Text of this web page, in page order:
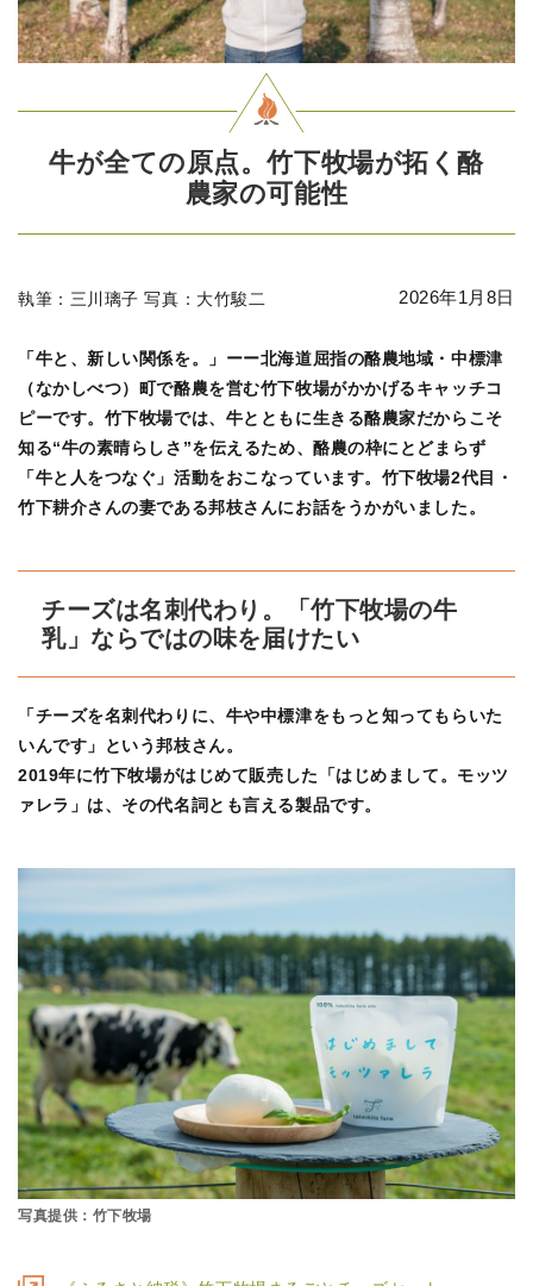
牛が全ての原点。竹下牧場が拓く酪
農家の可能性
2026年1月8日
執筆：三川璃子 写真：大竹駿二
「牛と、新しい関係を。」ーー北海道屈指の酪農地域・中標津
（なかしべつ）町で酪農を営む竹下牧場がかかげるキャッチコ
ピーです。竹下牧場では、牛とともに生きる酪農家だからこそ
知る“牛の素晴らしさ”を伝えるため、酪農の枠にとどまらず
「牛と人をつなぐ」活動をおこなっています。竹下牧場2代目・
竹下耕介さんの妻である邦枝さんにお話をうかがいました。
チーズは名刺代わり。「竹下牧場の牛
乳」ならではの味を届けたい
「チーズを名刺代わりに、牛や中標津をもっと知ってもらいた
いんです」という邦枝さん。
2019年に竹下牧場がはじめて販売した「はじめまして。モッツ
ァレラ」は、その代名詞とも言える製品です。
写真提供：竹下牧場